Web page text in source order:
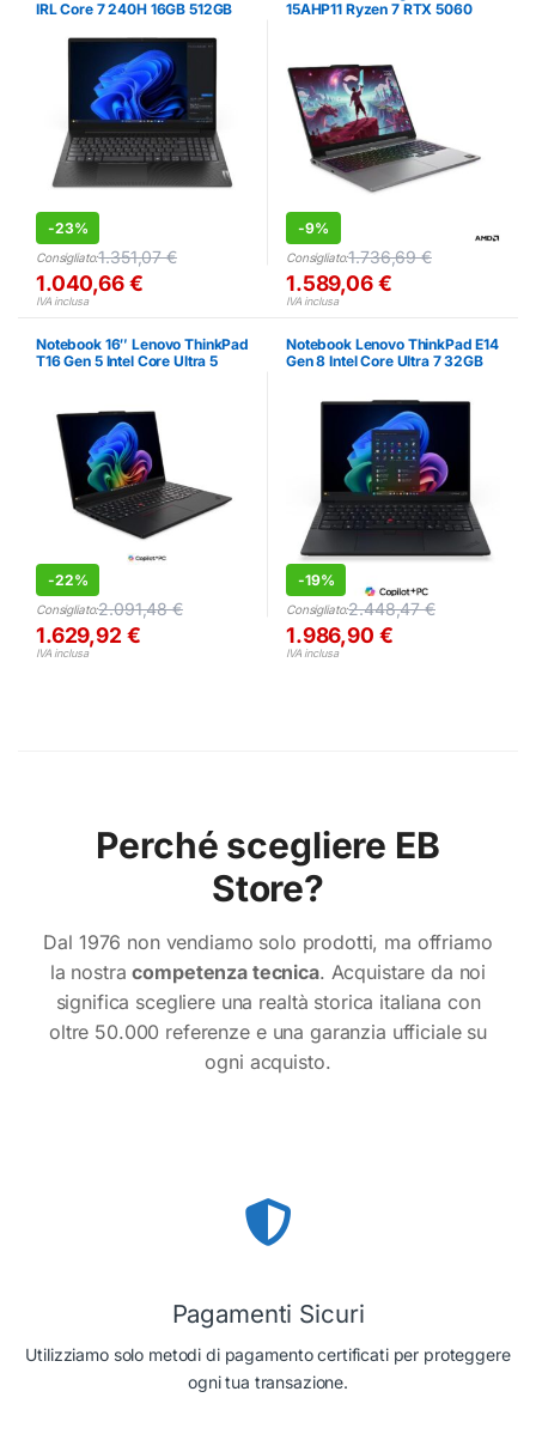
IRL Core 7 240H 16GB 512GB
-23%
Consigliato:1.351,07€
1.040,66€
IVA inclusa
15AHP11 Ryzen 7 RTX 5060
-9%
Consigliato:1.736,69€
1.589,06€
IVA inclusa
Notebook 16″ Lenovo ThinkPad
T16 Gen 5 Intel Core Ultra 5
-22%
Consigliato:2.091,48€
1.629,92 €
IVA inclusa
Notebook Lenovo ThinkPad E14
Gen 8 Intel Core Ultra 7 32GB
-19%
Consigliato:2.448,47€
1.986,90 €
IVA inclusa
Perché scegliere EB
Store?
Dal 1976 non vendiamo solo prodotti, ma offriamo
la nostracompetenza tecnica. Acquistare da noi
significa scegliere una realtà storica italiana con
oltre 50.000 referenze e una garanzia ufficiale su
ogni acquisto.
Pagamenti Sicuri
Utilizziamo solo metodi di pagamento certificati per proteggere
ogni tua transazione.